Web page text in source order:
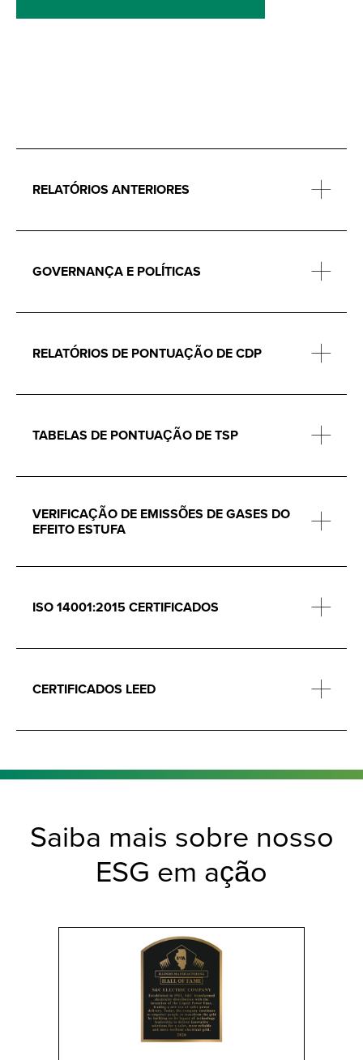
RELATÓRIOS ANTERIORES
GOVERNANÇA E POLÍTICAS
RELATÓRIOS DE PONTUAÇÃO DE CDP
TABELAS DE PONTUAÇÃO DE TSP
VERIFICAÇÃO DE EMISSÕES DE GASES DO
EFEITO ESTUFA
ISO 14001:2015 CERTIFICADOS
CERTIFICADOS LEED
Saiba mais sobre nosso
ESG em ação